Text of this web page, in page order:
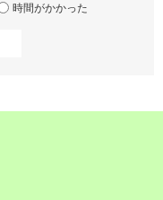
時間がかかった